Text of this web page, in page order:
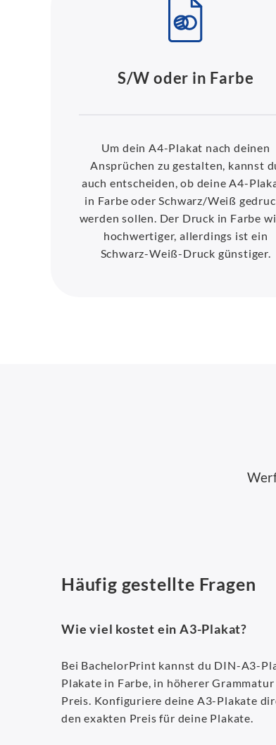
S/W oder in Farbe
Um dein A4-Plakat nach deinen
Ansprüchen zu gestalten, kannst
auch entscheiden, ob deine A4-
in Farbe oder Schwarz/Weiß
werden sollen. Der Druck in Farbe
hochwertiger, allerdings ist ein
Schwarz-Weiß-Druck günstiger.
Häufig gestellte Fragen
Wie viel kostet ein A3-Plakat?
Bei BachelorPrint kannst du DIN-A3-
Plakate in Farbe, in höherer
Preis. Konfiguriere deine A3-Plakate
den exakten Preis für deine Plakate.